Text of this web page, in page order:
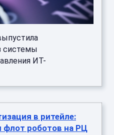
системы
ИТ-
в ритейле:
флот роботов на РЦ